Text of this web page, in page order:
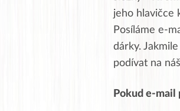
jeho hlavičce
Posíláme e-
dárky.
podívat na
Pokud e-mail